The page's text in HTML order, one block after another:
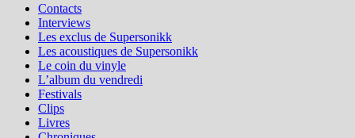
Contacts
Interviews
Les exclus de Supersonikk
Les acoustiques de Supersonikk
Le coin du vinyle
L’album du vendredi
Festivals
Clips
Livres